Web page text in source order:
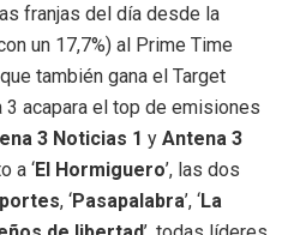
franjas del día desde la
un 17,7%) al Prime Time
también gana el Target
3 acapara el top de emisiones
3 Noticias 1 y Antena 3
a ‘El Hormiguero’, las dos
, ‘Pasapalabra’, ‘La